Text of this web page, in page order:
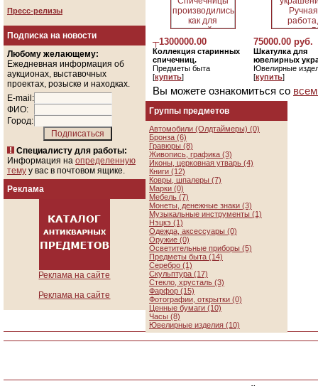
Пресс-релизы
Подписка на новости
Любому желающему:
Ежедневная информация об
аукционах, выставочных
проектах, розыске и находках.
E-mail:
ФИО:
Город:
Специалисту для работы:
Информация на определенную
тему у вас в почтовом ящике.
Реклама
Реклама на сайте
Реклама на сайте
┬1300000.00
Коллекция старинных
спичечниц.
Предметы быта
[купить]
75000.00 руб.
Шкатулка для
ювелирных
Ювелирные
[купить]
Вы можете ознакомиться со
Группы предметов
Автомобили (Олдтаймеры) (0)
Бронза (6)
Гравюры (8)
Живопись, графика (3)
Иконы, церковная утварь (4)
Книги (12)
Ковры, шпалеры (7)
Марки (0)
Мебель (7)
Монеты, денежные знаки (3)
Музыкальные инструменты (1)
Нэцкэ (1)
Одежда, аксессуары (0)
Оружие (0)
Осветительные приборы (5)
Предметы быта (14)
Серебро (1)
Скульптура (17)
Стекло, хрусталь (3)
Фарфор (15)
Фотографии, открытки (0)
Ценные бумаги (10)
Часы (8)
Ювелирные изделия (10)